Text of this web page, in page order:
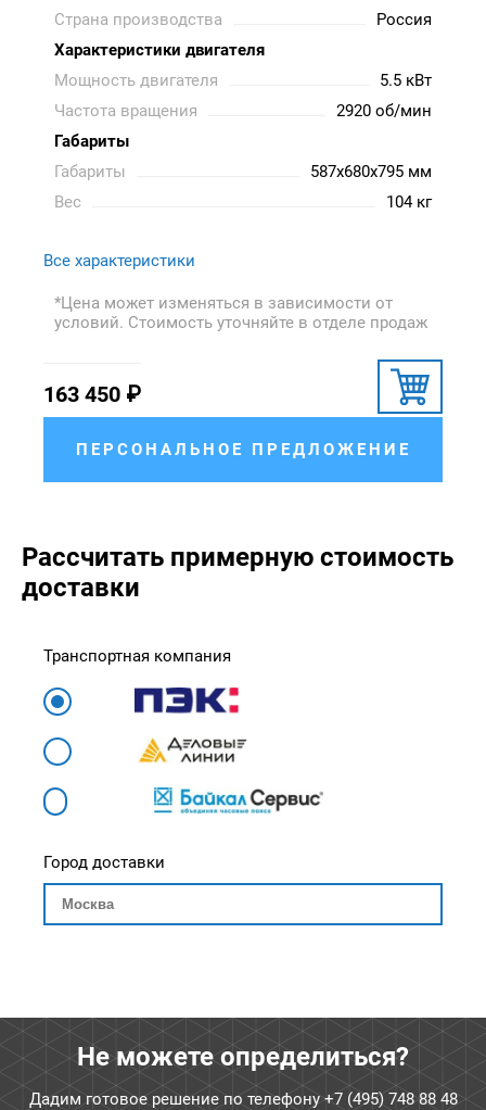
Страна производства
Россия
Характеристики двигателя
Мощность двигателя
5.5 кВт
Частота вращения
2920 об/мин
Габариты
Габариты
587x680x795 мм
Вес
104 кг
Все характеристики
*Цена может изменяться в зависимости от
условий. Стоимость уточняйте в отделе продаж
163 450 ₽
ПЕРСОНАЛЬНОЕ ПРЕДЛОЖЕНИЕ
Рассчитать примерную стоимость
доставки
Транспортная компания
Город доставки
Не можете определиться?
Дадим готовое решение по телефону +7 (495) 748 88 48